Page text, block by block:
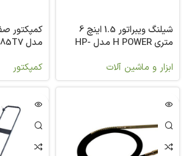
شیلنگ ویبراتور 1.5 اینچ 6
متری H POWER مدل HP-
ابزار و ماشین آلات
مدل C85T7+–
کمپکتور